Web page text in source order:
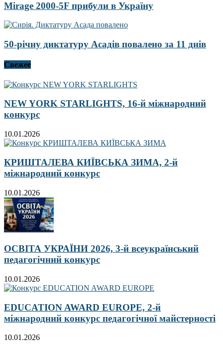
Mirage 2000-5F прибули в Україну
50-річну диктатуру Асадів повалено за 11 днів
Свежее
NEW YORK STARLIGHTS, 16-й міжнародний
конкурс
10.01.2026
КРИШТАЛЕВА КИЇВСЬКА ЗИМА, 2-й
міжнародний конкурс
10.01.2026
ОСВІТА УКРАЇНИ 2026, 3-й всеукраїнський
педагогічний конкурс
10.01.2026
EDUCATION AWARD EUROPE, 2-й
міжнародний конкурс педагогічної майстерності
10.01.2026